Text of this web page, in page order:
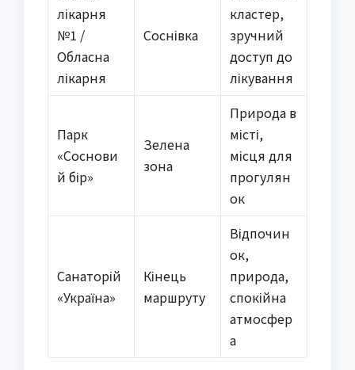
лікарня
№1 /
Обласна
лікарня
Соснівка
кластер,
зручний
доступ до
лікування
Парк
«Соснови
й бір»
Зелена
зона
Природа в
місті,
місця для
прогулян
ок
Санаторій
«Україна»
Кінець
маршруту
Відпочин
ок,
природа,
спокійна
атмосфер
а